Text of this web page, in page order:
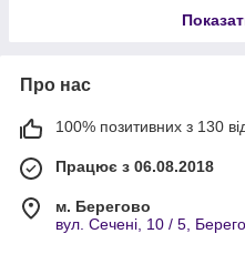
Про нас
100% позитивних з 130
Працює з 06.08.2018
м. Берегово
вул. Сечені, 10 / 5,